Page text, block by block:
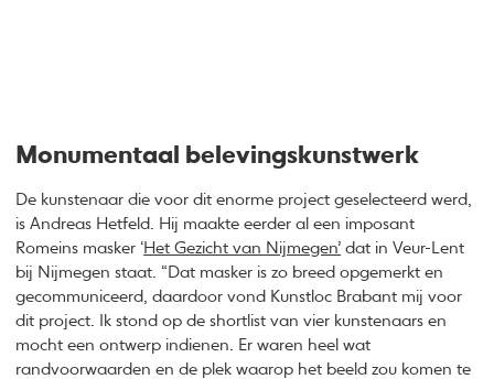
Monumentaal belevingskunstwerk
De kunstenaar die voor dit enorme project geselecteerd werd,
is Andreas Hetfeld. Hij maakte eerder al een imposant
Romeins masker ‘Het Gezicht van Nijmegen’ dat in Veur-Lent
bij Nijmegen staat. “Dat masker is zo breed opgemerkt en
gecommuniceerd, daardoor vond Kunstloc Brabant mij voor
dit project. Ik stond op de shortlist van vier kunstenaars en
mocht een ontwerp indienen. Er waren heel wat
randvoorwaarden en de plek waarop het beeld zou komen te